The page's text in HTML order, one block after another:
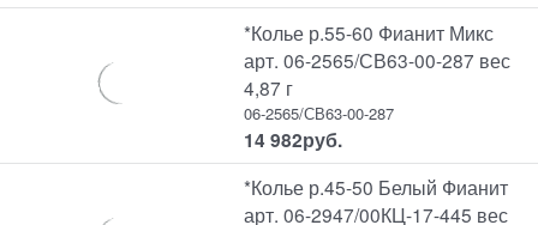
*Колье р.55-60 Фианит Микс
арт. 06-2565/СВ63-00-287 вес
4,87 г
06-2565/СВ63-00-287
14 982руб.
*Колье р.45-50 Белый Фианит
арт. 06-2947/00КЦ-17-445 вес